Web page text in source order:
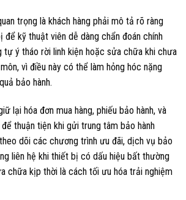
trọng là khách hàng phải mô tả rõ ràng
kỹ thuật viên dễ dàng chẩn đoán chính
tự ý tháo rời linh kiện hoặc sửa chữa khi chưa
vì điều này có thể làm hỏng hóc nặng
bảo hành.
lại hóa đơn mua hàng, phiếu bảo hành, và
thuận tiện khi gửi trung tâm bảo hành
dõi các chương trình ưu đãi, dịch vụ bảo
liên hệ khi thiết bị có dấu hiệu bất thường
chữa kịp thời là cách tối ưu hóa trải nghiệm